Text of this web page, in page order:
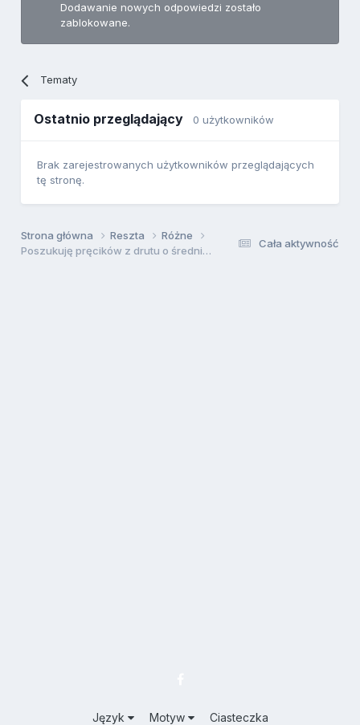
Dodawanie nowych odpowiedzi zostało
zablokowane.
Tematy
Ostatnio przeglądający 0 użytkowników
Brak zarejestrowanych użytkowników przeglądających
tę stronę.
Cała aktywność
Strona główna Reszta
Różne
Poszukuję pręcików z drutu o średnicy 0,5 mm
Język Motyw Ciasteczka